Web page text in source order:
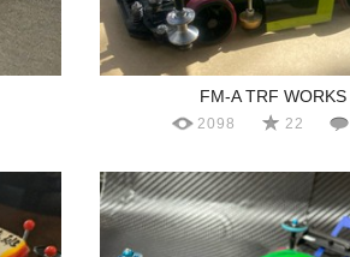
FM-A TRF WORKS
2098 22